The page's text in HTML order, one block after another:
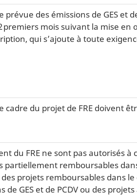
des émissions de GES et
premiers mois suivant la mise
qui s’ajoute à toute
du projet de FRE doivent
du FRE ne sont pas autorisés à
remboursables
projets remboursables dans
GES et de PCDV ou des